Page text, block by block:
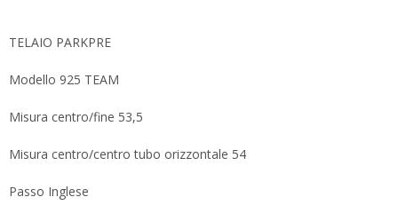
TELAIO PARKPRE
Modello 925 TEAM
Misura centro/fine 53,5
Misura centro/centro tubo orizzontale 54
Passo Inglese